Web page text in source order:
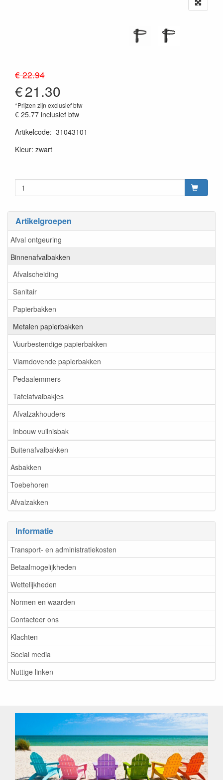
Artikelgroepen
Afval ontgeuring
Binnenafvalbakken
Afvalscheiding
Sanitair
Papierbakken
Metalen papierbakken
Vuurbestendige papierbakken
Vlamdovende papierbakken
Pedaalemmers
Tafelafvalbakjes
Afvalzakhouders
Inbouw vuilnisbak
Buitenafvalbakken
Asbakken
Toebehoren
Afvalzakken
Informatie
Transport- en administratiekosten
Betaalmogelijkheden
Wettelijkheden
Normen en waarden
Contacteer ons
Klachten
Social media
Nuttige linken
€ 22.94
€21.30
*Prijzen zijn exclusief btw
€ 25.77 inclusief btw
Artikelcode: 31043101
Kleur: zwart